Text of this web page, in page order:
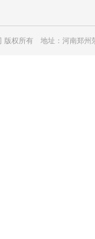
版权所有 地址：河南郑